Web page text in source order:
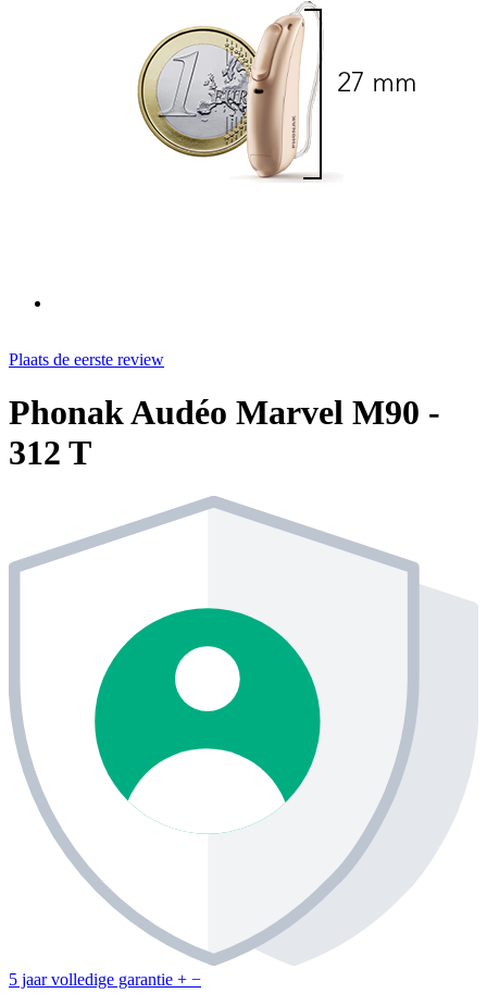
Plaats de eerste review
Phonak Audéo Marvel M90 -
312 T
5 jaar volledige garantie + −